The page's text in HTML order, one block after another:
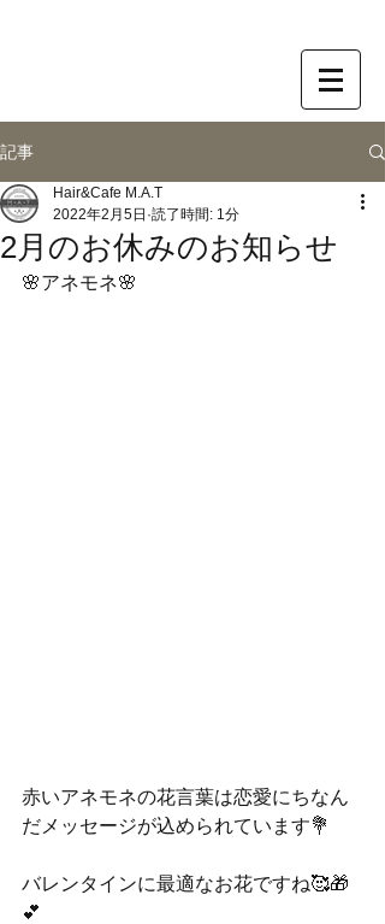
記事
2月のお休みのお知らせ
Hair&Cafe M.A.T
2022年2月5日 読了時間: 1分
🌸アネモネ🌸
赤いアネモネの花言葉は恋愛にちなん
だメッセージが込められています💐
バレンタインに最適なお花ですね🥰🎁
💕